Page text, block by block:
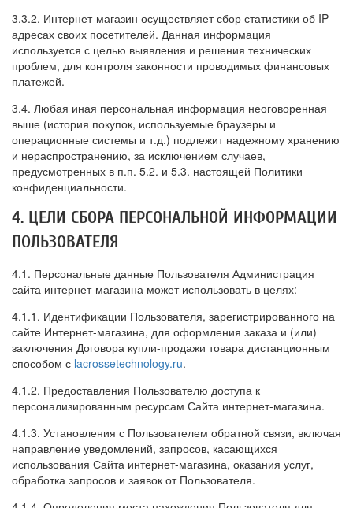
3.3.2. Интернет-магазин осуществляет сбор статистики об IP-
адресах своих посетителей. Данная информация
используется с целью выявления и решения технических
проблем, для контроля законности проводимых финансовых
платежей.
3.4. Любая иная персональная информация неоговоренная
выше (история покупок, используемые браузеры и
операционные системы и т.д.) подлежит надежному хранению
и нераспространению, за исключением случаев,
предусмотренных в п.п. 5.2. и 5.3. настоящей Политики
конфиденциальности.
4. ЦЕЛИ СБОРА ПЕРСОНАЛЬНОЙ ИНФОРМАЦИИ
ПОЛЬЗОВАТЕЛЯ
4.1. Персональные данные Пользователя Администрация
сайта интернет-магазина может использовать в целях:
4.1.1. Идентификации Пользователя, зарегистрированного на
сайте Интернет-магазина, для оформления заказа и (или)
заключения Договора купли-продажи товара дистанционным
способом с lacrossetechnology.ru.
4.1.2. Предоставления Пользователю доступа к
персонализированным ресурсам Сайта интернет-магазина.
4.1.3. Установления с Пользователем обратной связи, включая
направление уведомлений, запросов, касающихся
использования Сайта интернет-магазина, оказания услуг,
обработка запросов и заявок от Пользователя.